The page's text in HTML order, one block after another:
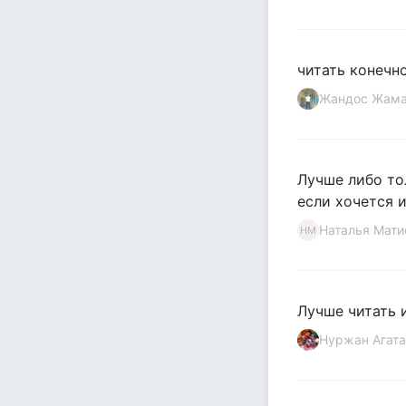
читать
Жандос
Лучше либо
если хочется
НМ Наталья
Лучше читать
Нуржан